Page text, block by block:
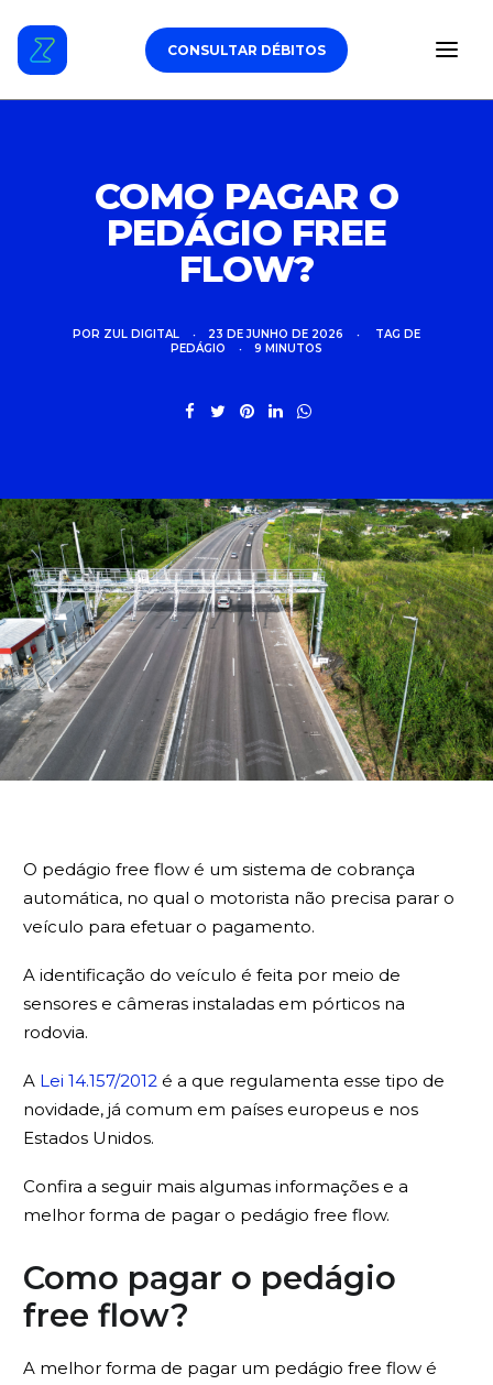
CONSULTAR DÉBITOS
DÉBITOS VEICULARES
TAG DE PEDÁGIO
SEGURO
BUSCA
COMO PAGAR O
PEDÁGIO FREE
FLOW?
POR ZUL DIGITAL • 23 DE JUNHO DE 2026 •
TAG DE
PEDÁGIO
• 9 MINUTOS
O pedágio free flow é um sistema de cobrança
automática, no qual o motorista não precisa parar o
veículo para efetuar o pagamento.
A identificação do veículo é feita por meio de
sensores e câmeras instaladas em pórticos na
rodovia.
A Lei 14.157/2012 é a que regulamenta esse tipo de
novidade, já comum em países europeus e nos
Estados Unidos.
Confira a seguir mais algumas informações e a
melhor forma de pagar o pedágio free flow.
Como pagar o pedágio
free flow?
A melhor forma de pagar um pedágio free flow é